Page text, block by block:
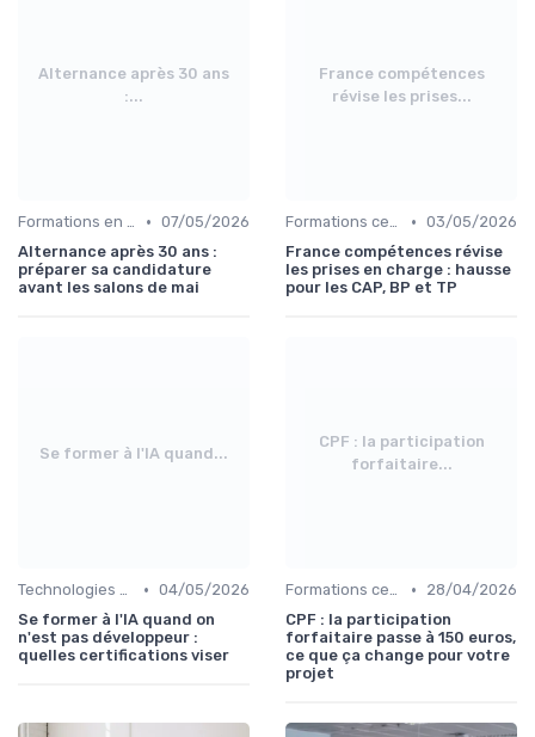
Alternance après 30 ans
:...
Formations en entreprise • 07/05/2026
Alternance après 30 ans :
préparer sa candidature
avant les salons de mai
France compétences
révise les prises...
Formations certifiantes • 03/05/2026
France compétences révise
les prises en charge : hausse
pour les CAP, BP et TP
Se former à l'IA quand...
Technologies et informatique • 04/05/2026
Se former à l'IA quand on
n'est pas développeur :
quelles certifications viser
CPF : la participation
forfaitaire...
Formations certifiantes •
28/04/2026
CPF : la participation
forfaitaire passe à 150 euros,
ce que ça change pour votre
projet